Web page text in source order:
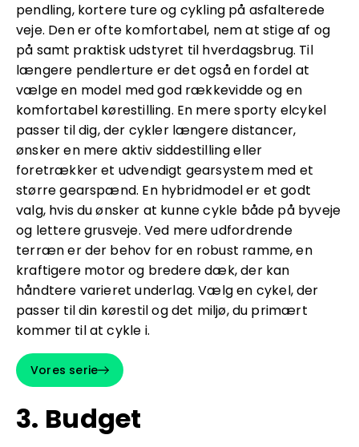
pendling, kortere ture og cykling på asfalterede
veje. Den er ofte komfortabel, nem at stige af og
på samt praktisk udstyret til hverdagsbrug. Til
længere pendlerture er det også en fordel at
vælge en model med god rækkevidde og en
komfortabel kørestilling. En mere sporty elcykel
passer til dig, der cykler længere distancer,
ønsker en mere aktiv siddestilling eller
foretrækker et udvendigt gearsystem med et
større gearspænd. En hybridmodel er et godt
valg, hvis du ønsker at kunne cykle både på byveje
og lettere grusveje. Ved mere udfordrende
terræn er der behov for en robust ramme, en
kraftigere motor og bredere dæk, der kan
håndtere varieret underlag. Vælg en cykel, der
passer til din kørestil og det miljø, du primært
kommer til at cykle i.
Vores serie
3. Budget